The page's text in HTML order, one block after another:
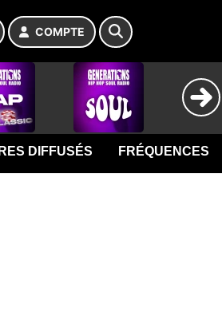
COMPTE
DIFFUSÉS FRÉQUENCES